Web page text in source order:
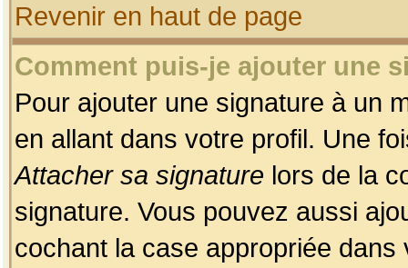
Revenir en haut de page
Comment puis-je ajouter une
Pour ajouter une signature à un
en allant dans votre profil. Une
Attacher sa signature lors de la
signature. Vous pouvez aussi
cochant la case appropriée